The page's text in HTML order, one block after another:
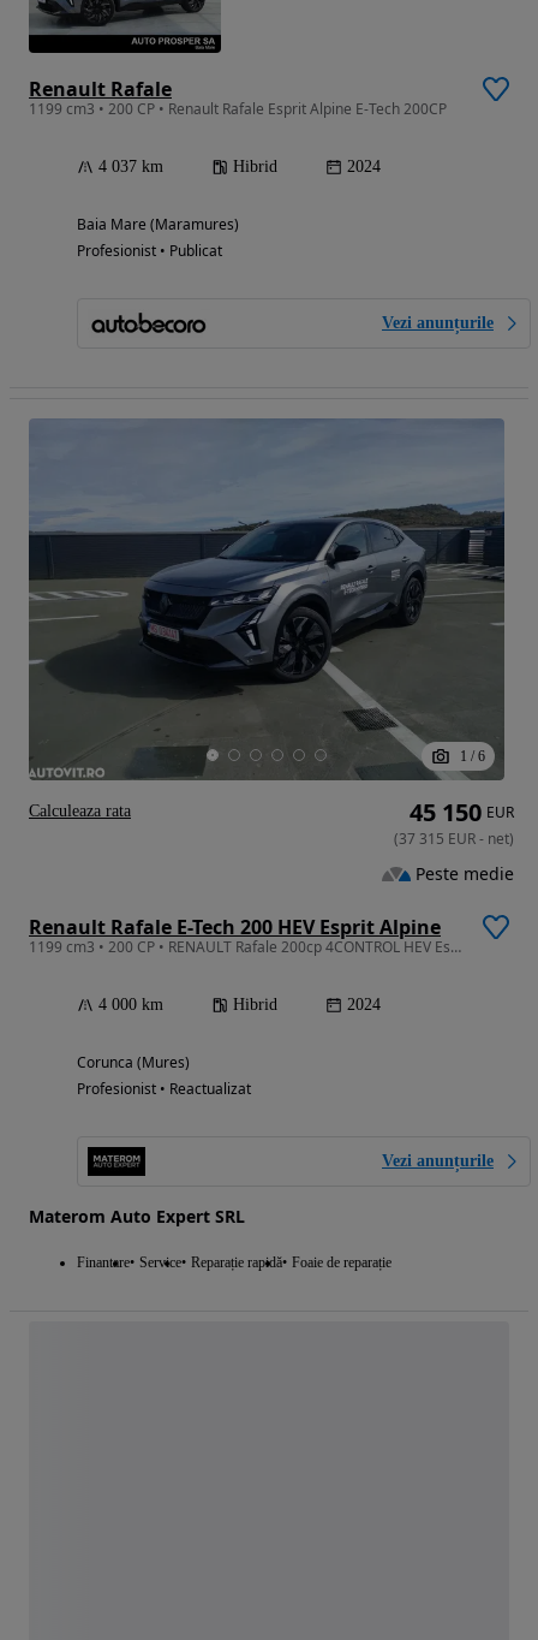
Renault Rafale
1199 cm3 • 200 CP • Renault Rafale Esprit Alpine E-Tech 200CP
4 037 km Hibrid 2024
Baia Mare (Maramures)
Profesionist • Publicat
Vezi anunțurile
1 / 6
Renault Rafale E-Tech 200 HEV Esprit Alpine
1199 cm3 • 200 CP • RENAULT Rafale 200cp 4CONTROL HEV Esprit Alpine
4 000 km Hibrid 2024
Corunca (Mures)
Profesionist • Reactualizat
Vezi anunțurile
Materom Auto Expert SRL
Finantare Service Reparație rapidă Foaie de reparație
45 150 EUR
(37 315 EUR- net)
Peste medie
Calculeaza rata